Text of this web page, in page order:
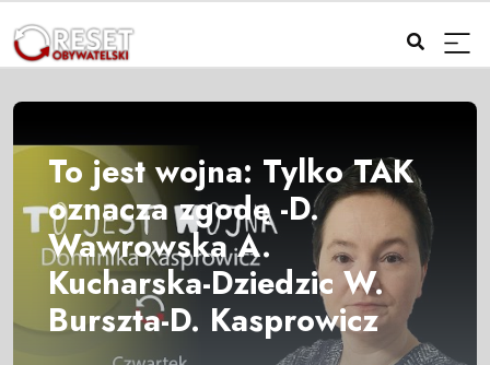
To jest wojna: Tylko TAK
oznacza zgodę -D.
Wawrowska A.
Kucharska-Dziedzic W.
Burszta-D. Kasprowicz